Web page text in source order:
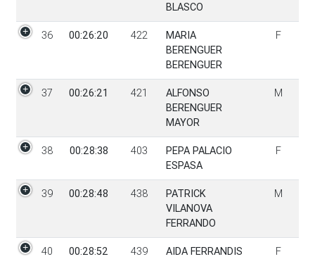
BLASCO
36 00:26:20 422
MARIA
BERENGUER
BERENGUER
F
37 00:26:21 421
ALFONSO
BERENGUER
MAYOR
M
38 00:28:38 403
PEPA PALACIO
ESPASA
F
39 00:28:48 438
PATRICK
VILANOVA
FERRANDO
M
40 00:28:52 439
AIDA FERRANDIS
F